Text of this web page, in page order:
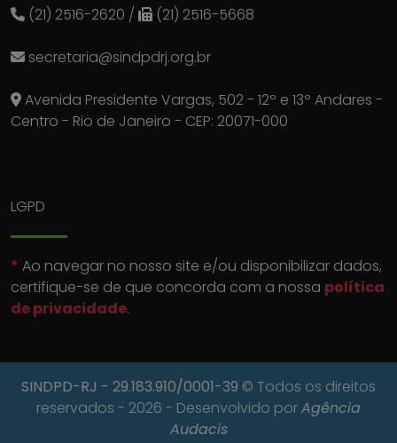
(21) 2516-2620 / (21) 2516-5668
secretaria@sindpdrj.org.br
Avenida Presidente Vargas, 502 - 12º e 13º Andares -
Centro - Rio de Janeiro - CEP: 20071-000
LGPD
* Ao navegar no nosso site e/ou disponibilizar dados,
certifique-se de que concorda com a nossa política
de privacidade.
SINDPD-RJ - 29.183.910/0001-39 © Todos os direitos
reservados - 2026 - Desenvolvido porAgência
Audacis